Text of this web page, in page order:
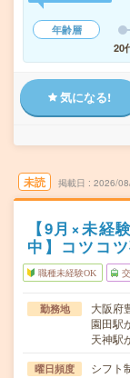
年齢層
20
気になる!
未読 掲載日 2026/
【9月×未経
中】コツコ
職種未経験OK
勤務地
大阪府
園田駅
天神駅
曜日頻度 シフト